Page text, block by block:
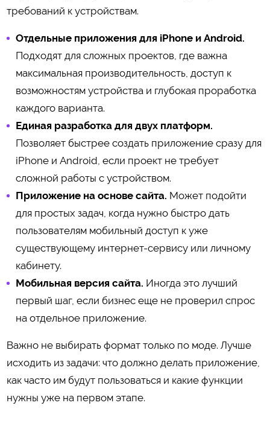
требований к устройствам.
Отдельные приложения для iPhone и Android.
Подходят для сложных проектов, где важна
максимальная производительность, доступ к
возможностям устройства и глубокая проработка
каждого варианта.
Единая разработка для двух платформ.
Позволяет быстрее создать приложение сразу для
iPhone и Android, если проект не требует
сложной работы с устройством.
Приложение на основе сайта. Может подойти
для простых задач, когда нужно быстро дать
пользователям мобильный доступ к уже
существующему интернет-сервису или личному
кабинету.
Мобильная версия сайта. Иногда это лучший
первый шаг, если бизнес еще не проверил спрос
на отдельное приложение.
Важно не выбирать формат только по моде. Лучше
исходить из задачи: что должно делать приложение,
как часто им будут пользоваться и какие функции
нужны уже на первом этапе.